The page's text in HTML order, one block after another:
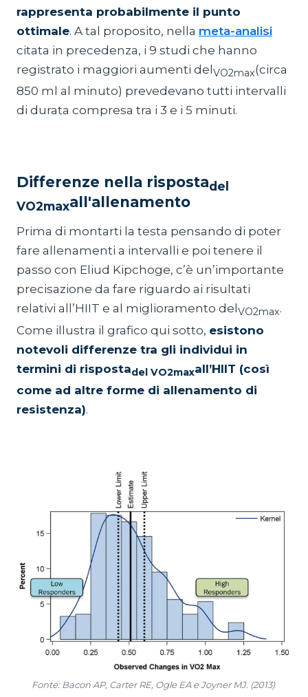
rappresenta probabilmente il punto
ottimale. A tal proposito, nella meta-analisi
citata in precedenza, i 9 studi che hanno
registrato i maggiori aumenti delVO2max(circa
850 ml al minuto) prevedevano tutti intervalli
di durata compresa tra i 3 e i 5 minuti.
Differenze nella rispostadel
VO2maxall'allenamento
Prima di montarti la testa pensando di poter
fare allenamenti a intervalli e poi tenere il
passo con Eliud Kipchoge, c’è un’importante
precisazione da fare riguardo ai risultati
relativi all’HIIT e al miglioramento del VO2max.
Come illustra il grafico qui sotto, esistono
notevoli differenze tra gli individui in
termini di rispostadel VO2maxall’HIIT (così
come ad altre forme di allenamento di
resistenza).
Fonte: Bacon AP, Carter RE, Ogle EA e Joyner MJ. (2013)